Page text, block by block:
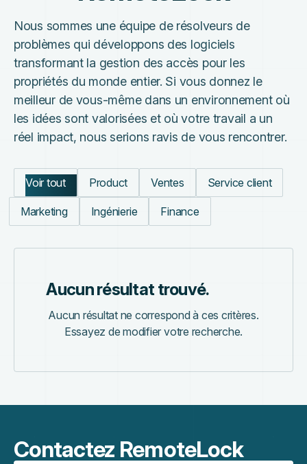
Nous sommes une équipe de résolveurs de
problèmes qui développons des logiciels
transformant la gestion des accès pour les
propriétés du monde entier. Si vous donnez le
meilleur de vous-même dans un environnement où
les idées sont valorisées et où votre travail a un
réel impact, nous serions ravis de vous rencontrer.
Voir tout Product Ventes Service client
Marketing Ingénierie Finance
Aucun résultat trouvé.
Aucun résultat ne correspond à ces critères.
Essayez de modifier votre recherche.
Contactez RemoteLock